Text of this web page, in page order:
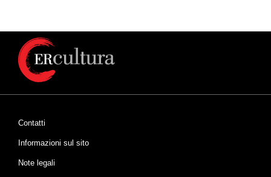
Contatti
Informazioni sul sito
Note legali